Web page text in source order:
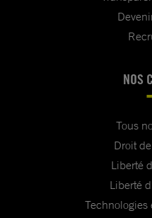
NOS
Tous
Droit
Liberté
Liberté
Technologies